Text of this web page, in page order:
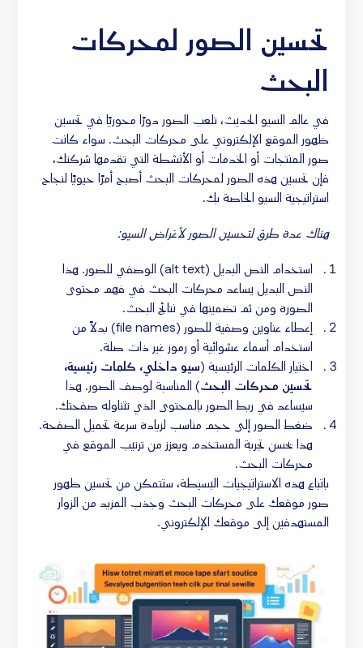
تحسين الصور لمحركات
البحث
في عالم السيو الحديث، تلعب الصور دورًا محوريًا في تحسين
ظهور الموقع الإلكتروني على محركات البحث. سواء كانت
صور المنتجات أو الخدمات أو الأنشطة التي تقدمها شركتك،
فإن تحسين هذه الصور لمحركات البحث أصبح أمرًا حيويًا لنجاح
استراتيجية السيو الخاصة بك.
هناك عدة طرق لتحسين الصور لأغراض السيو:
استخدام النص البديل (alt text) الوصفي للصور. هذا
النص البديل يساعد محركات البحث في فهم محتوى
الصورة ومن ثم تضمينها في نتائج البحث.
إعطاء عناوين وصفية للصور (file names) بدلاً من
استخدام أسماء عشوائية أو رموز غير ذات صلة.
اختيار الكلمات الرئيسية (سيو داخلي، كلمات رئيسية،
تحسين محركات البحث) المناسبة لوصف الصور. هذا
سيساعد في ربط الصور بالمحتوى الذي تتناوله صفحتك.
ضغط الصور إلى حجم مناسب لزيادة سرعة تحميل الصفحة.
هذا يحسن تجربة المستخدم ويعزز من ترتيب الموقع في
محركات البحث.
باتباع هذه الاستراتيجيات البسيطة، ستتمكن من تحسين ظهور
صور موقعك على محركات البحث وجذب المزيد من الزوار
المستهدفين إلى موقعك الإلكتروني.